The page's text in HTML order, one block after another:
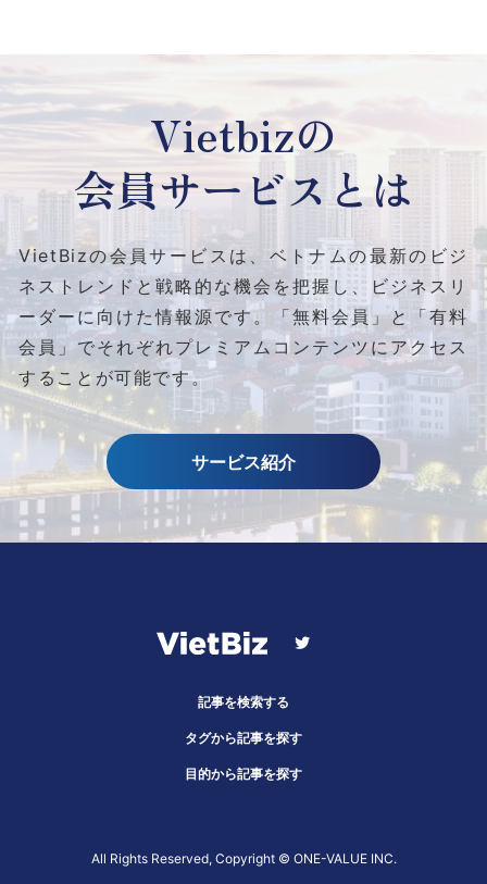
Vietbizの
会員サービスとは
VietBizの会員サービスは、ベトナムの最新のビジ
ネストレンドと戦略的な機会を把握し、ビジネスリ
ーダーに向けた情報源です。
「無料会員」と「有料
会員」でそれぞれプレミアムコンテンツにアクセス
することが可能です。
サービス紹介
記事を検索する
タグから記事を探す
目的から記事を探す
All Rights Reserved, Copyright ©︎ ONE-VALUE INC.